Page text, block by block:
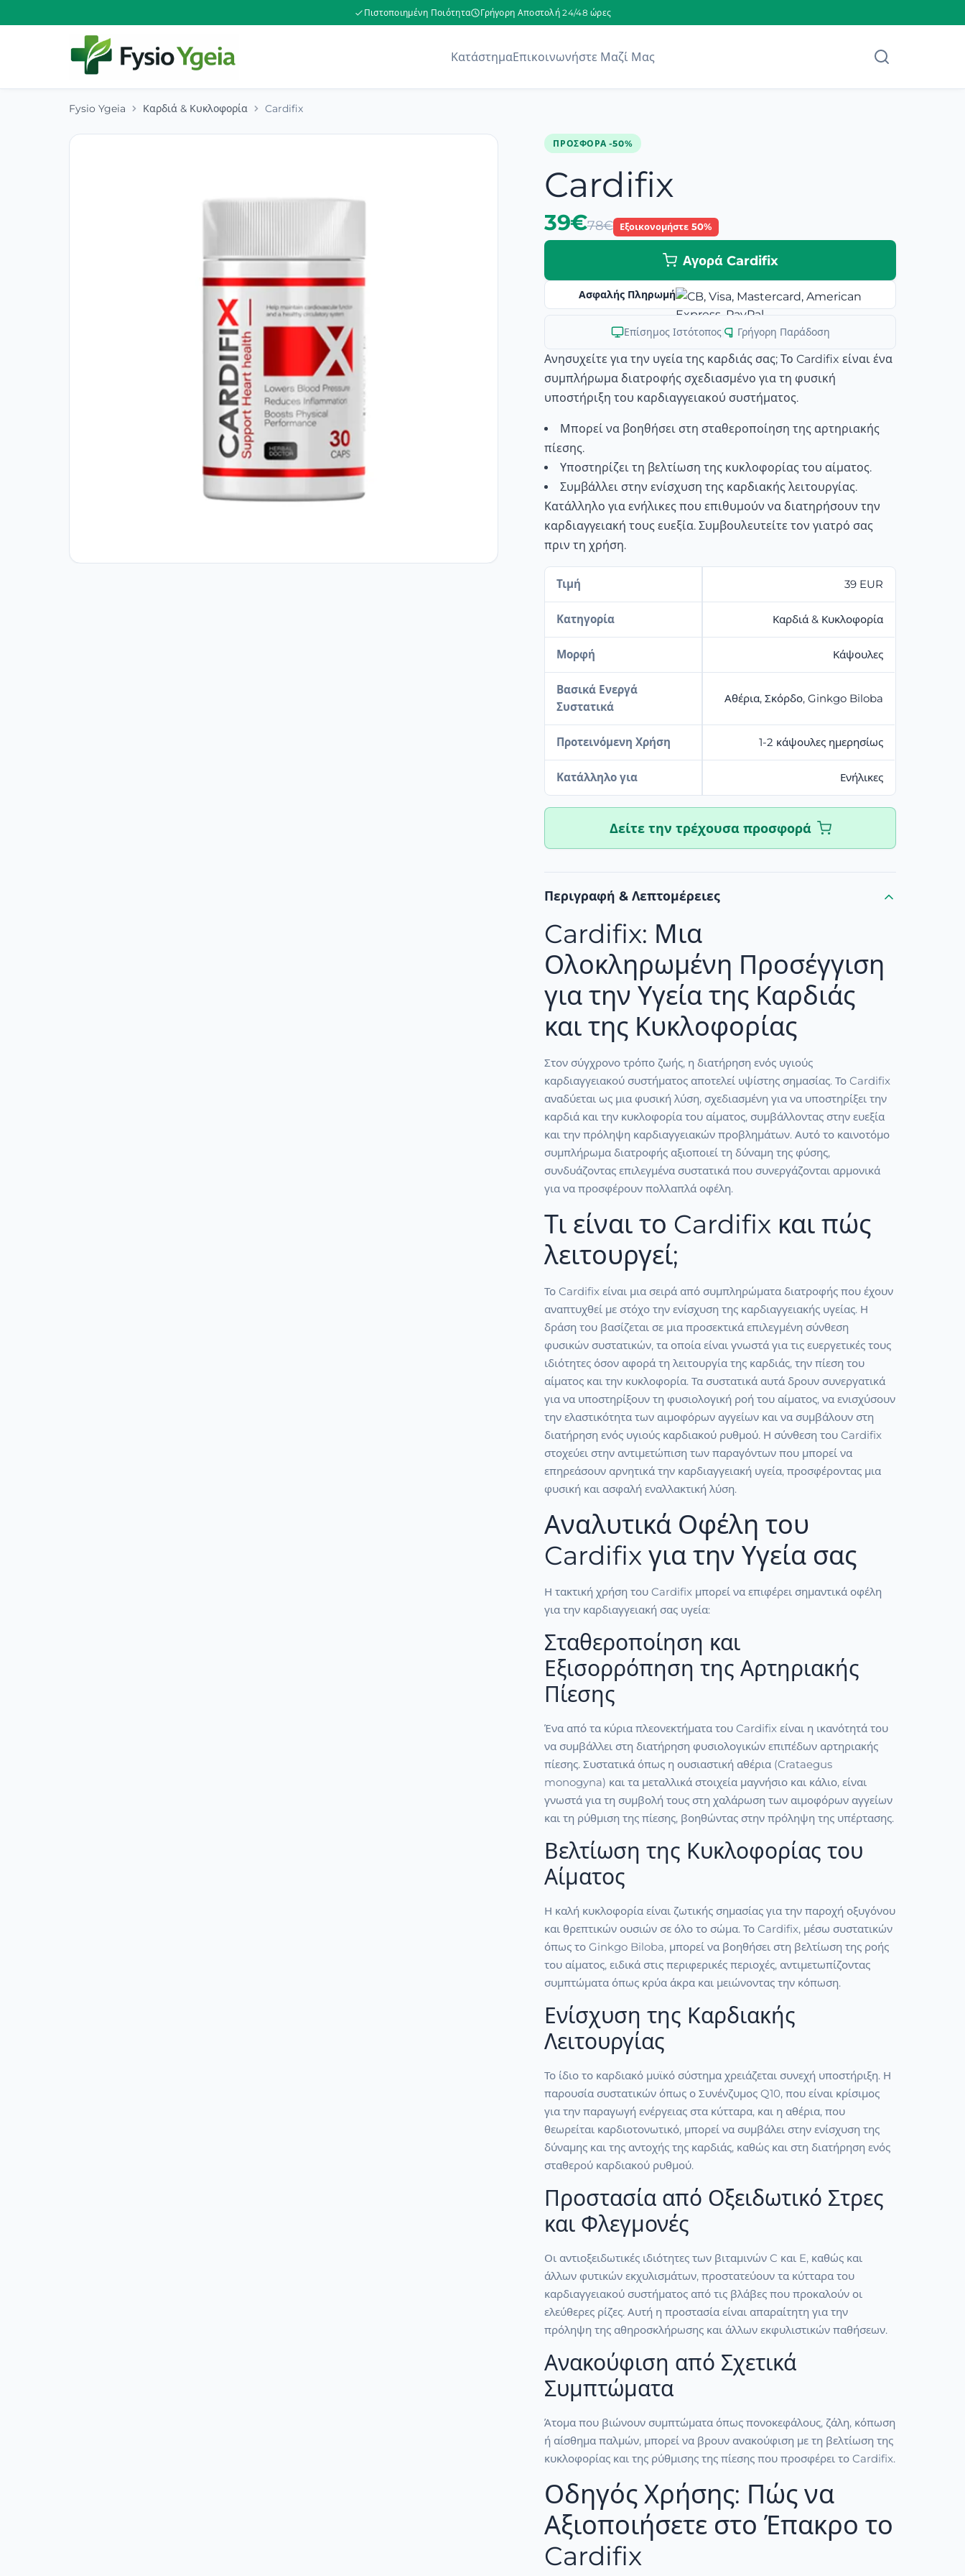
Πιστοποιημένη Ποιότητα Γρήγορη Αποστολή 24/48 ώρες
ΚατάστημαΕπικοινωνήστε Μαζί Μας
Fysio Ygeia Καρδιά & Κυκλοφορία Cardifix
ΠΡΟΣΦΟΡΆ -50%
Cardifix
39€78€ Εξοικονομήστε 50%
Αγορά Cardifix
Ασφαλής Πληρωμή
Επίσημος Ιστότοπος| Γρήγορη Παράδοση
Ανησυχείτε για την υγεία της καρδιάς σας; Το Cardifix είναι ένα
συμπλήρωμα διατροφής σχεδιασμένο για τη φυσική
υποστήριξη του καρδιαγγειακού συστήματος.
Μπορεί να βοηθήσει στη σταθεροποίηση της αρτηριακής
πίεσης.
Υποστηρίζει τη βελτίωση της κυκλοφορίας του αίματος.
Συμβάλλει στην ενίσχυση της καρδιακής λειτουργίας.
Κατάλληλο για ενήλικες που επιθυμούν να διατηρήσουν την
καρδιαγγειακή τους ευεξία. Συμβουλευτείτε τον γιατρό σας
πριν τη χρήση.
Τιμή 39 EUR
Κατηγορία Καρδιά & Κυκλοφορία
Μορφή Κάψουλες
Βασικά Ενεργά
Συστατικά
Αθέρια, Σκόρδο, Ginkgo Biloba
Προτεινόμενη Χρήση 1-2 κάψουλες ημερησίως
Κατάλληλο για Ενήλικες
Δείτε την τρέχουσα προσφορά
Περιγραφή & Λεπτομέρειες
Cardifix: Μια
Ολοκληρωμένη Προσέγγιση
για την Υγεία της Καρδιάς
και της Κυκλοφορίας
Στον σύγχρονο τρόπο ζωής, η διατήρηση ενός υγιούς
καρδιαγγειακού συστήματος αποτελεί υψίστης σημασίας. Το Cardifix
αναδύεται ως μια φυσική λύση, σχεδιασμένη για να υποστηρίξει την
καρδιά και την κυκλοφορία του αίματος, συμβάλλοντας στην ευεξία
και την πρόληψη καρδιαγγειακών προβλημάτων. Αυτό το καινοτόμο
συμπλήρωμα διατροφής αξιοποιεί τη δύναμη της φύσης,
συνδυάζοντας επιλεγμένα συστατικά που συνεργάζονται αρμονικά
για να προσφέρουν πολλαπλά οφέλη.
Τι είναι το Cardifix και πώς
λειτουργεί;
Το Cardifix είναι μια σειρά από συμπληρώματα διατροφής που έχουν
αναπτυχθεί με στόχο την ενίσχυση της καρδιαγγειακής υγείας. Η
δράση του βασίζεται σε μια προσεκτικά επιλεγμένη σύνθεση
φυσικών συστατικών, τα οποία είναι γνωστά για τις ευεργετικές τους
ιδιότητες όσον αφορά τη λειτουργία της καρδιάς, την πίεση του
αίματος και την κυκλοφορία. Τα συστατικά αυτά δρουν συνεργατικά
για να υποστηρίξουν τη φυσιολογική ροή του αίματος, να ενισχύσουν
την ελαστικότητα των αιμοφόρων αγγείων και να συμβάλουν στη
διατήρηση ενός υγιούς καρδιακού ρυθμού. Η σύνθεση του Cardifix
στοχεύει στην αντιμετώπιση των παραγόντων που μπορεί να
επηρεάσουν αρνητικά την καρδιαγγειακή υγεία, προσφέροντας μια
φυσική και ασφαλή εναλλακτική λύση.
Αναλυτικά Οφέλη του
Cardifix για την Υγεία σας
Η τακτική χρήση του Cardifix μπορεί να επιφέρει σημαντικά οφέλη
για την καρδιαγγειακή σας υγεία:
Σταθεροποίηση και
Εξισορρόπηση της Αρτηριακής
Πίεσης
Ένα από τα κύρια πλεονεκτήματα του Cardifix είναι η ικανότητά του
να συμβάλλει στη διατήρηση φυσιολογικών επιπέδων αρτηριακής
πίεσης. Συστατικά όπως η ουσιαστική αθέρια (Crataegus
monogyna) και τα μεταλλικά στοιχεία μαγνήσιο και κάλιο, είναι
γνωστά για τη συμβολή τους στη χαλάρωση των αιμοφόρων αγγείων
και τη ρύθμιση της πίεσης, βοηθώντας στην πρόληψη της υπέρτασης.
Βελτίωση της Κυκλοφορίας του
Αίματος
Η καλή κυκλοφορία είναι ζωτικής σημασίας για την παροχή οξυγόνου
και θρεπτικών ουσιών σε όλο το σώμα. Το Cardifix, μέσω συστατικών
όπως το Ginkgo Biloba, μπορεί να βοηθήσει στη βελτίωση της ροής
του αίματος, ειδικά στις περιφερικές περιοχές, αντιμετωπίζοντας
συμπτώματα όπως κρύα άκρα και μειώνοντας την κόπωση.
Ενίσχυση της Καρδιακής
Λειτουργίας
Το ίδιο το καρδιακό μυϊκό σύστημα χρειάζεται συνεχή υποστήριξη. Η
παρουσία συστατικών όπως ο Συνένζυμος Q10, που είναι κρίσιμος
για την παραγωγή ενέργειας στα κύτταρα, και η αθέρια, που
θεωρείται καρδιοτονωτικό, μπορεί να συμβάλει στην ενίσχυση της
δύναμης και της αντοχής της καρδιάς, καθώς και στη διατήρηση ενός
σταθερού καρδιακού ρυθμού.
Προστασία από Οξειδωτικό Στρες
και Φλεγμονές
Οι αντιοξειδωτικές ιδιότητες των βιταμινών C και E, καθώς και
άλλων φυτικών εκχυλισμάτων, προστατεύουν τα κύτταρα του
καρδιαγγειακού συστήματος από τις βλάβες που προκαλούν οι
ελεύθερες ρίζες. Αυτή η προστασία είναι απαραίτητη για την
πρόληψη της αθηροσκλήρωσης και άλλων εκφυλιστικών παθήσεων.
Ανακούφιση από Σχετικά
Συμπτώματα
Άτομα που βιώνουν συμπτώματα όπως πονοκεφάλους, ζάλη, κόπωση
ή αίσθημα παλμών, μπορεί να βρουν ανακούφιση με τη βελτίωση της
κυκλοφορίας και της ρύθμισης της πίεσης που προσφέρει το Cardifix.
Οδηγός Χρήσης: Πώς να
Αξιοποιήσετε στο Έπακρο το
Cardifix